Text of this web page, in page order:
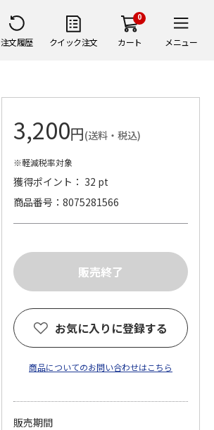
注文履歴 クイック注文
0
カート メニュー
3,200円(送料・税込)
※軽減税率対象
獲得ポイント： 32 pt
商品番号
8075281566
お気に入りに登録する
商品についてのお問い合わせはこちら
販売期間